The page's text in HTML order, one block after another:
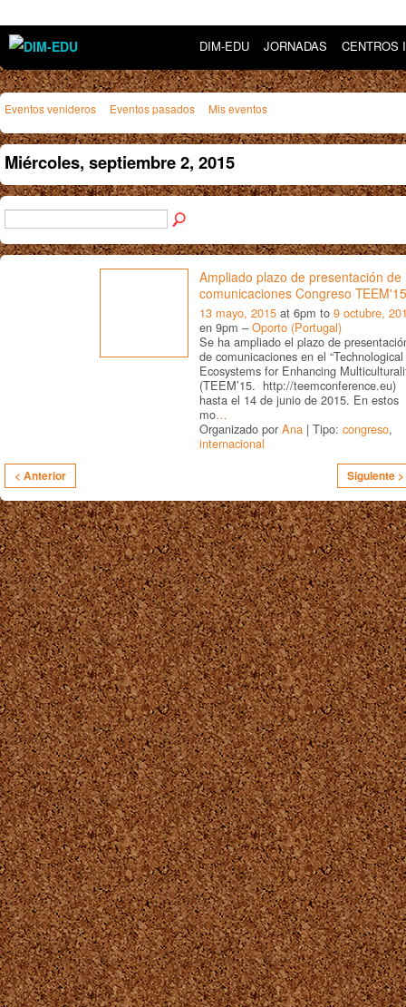
DIM-EDU JORNADAS CENTROS
Eventos venideros Eventos pasados Mis eventos
Miércoles, septiembre 2, 2015
Ampliado plazo de presentación de
comunicaciones Congreso TEEM'15
13 mayo, 2015 at 6pm to 9 octubre,
en 9pm – Oporto (Portugal)
Se ha ampliado el plazo de
de comunicaciones en el “Technological
Ecosystems for Enhancing
(TEEM’15. http://teemconference.eu)
hasta el 14 de junio de 2015. En estos
mo…
Organizado por Ana | Tipo: congreso,
internacional
< Anterior Siguiente >